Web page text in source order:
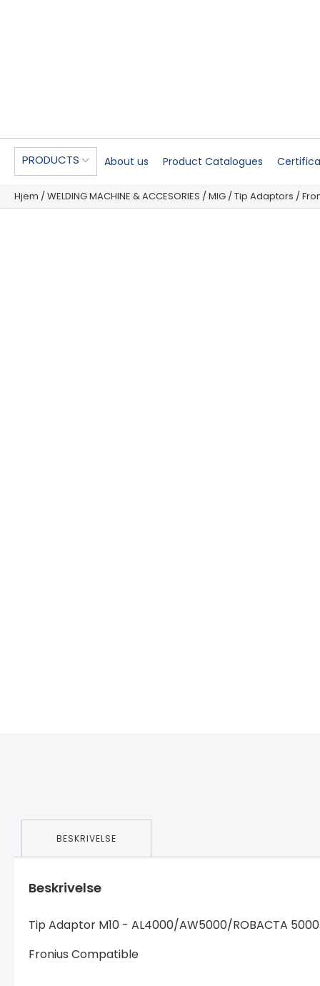
PRODUCTS About us Product Catalogues
Hjem / WELDING MACHINE & ACCESORIES / MIG / Tip Adaptors /
BESKRIVELSE
Beskrivelse
Tip Adaptor M10 - AL4000/AW5000/ROBACTA 5000
Fronius Compatible